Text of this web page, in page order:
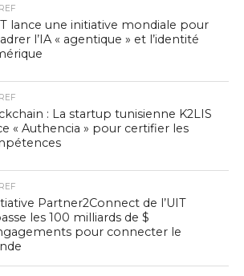
lance une initiative mondiale pour
l’IA « agentique » et l’identité
: La startup tunisienne K2LIS
« Authencia » pour certifier les
Partner2Connect de l’UIT
les 100 milliards de $
pour connecter le